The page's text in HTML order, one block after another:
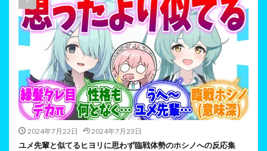
2024年7月22日 2024年7月23日
ユメ先輩と似てるヒヨリに思わず臨戦体勢のホシノへの反応集